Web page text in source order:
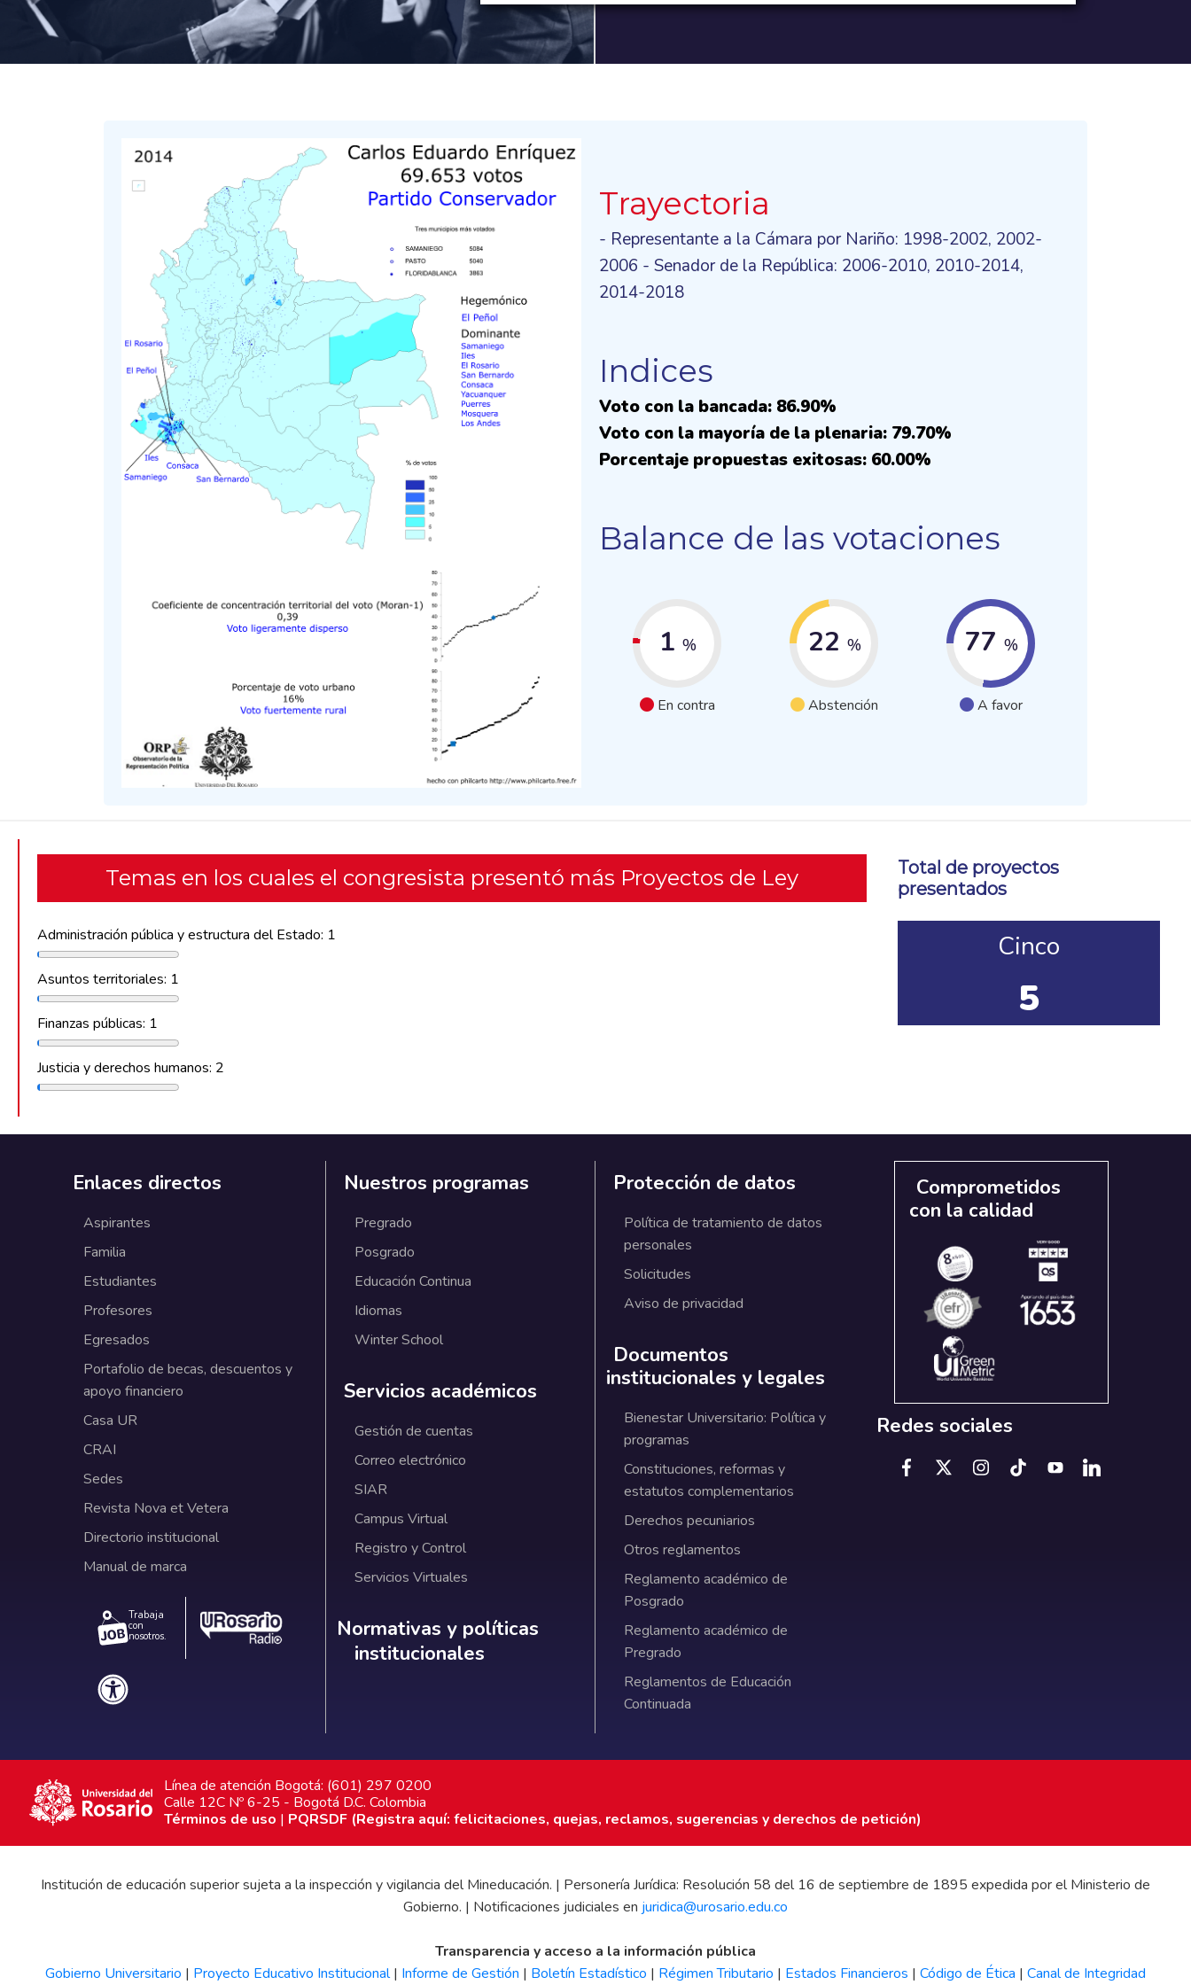
Trayectoria
- Representante a la Cámara por Nariño: 1998-2002, 2002-
2006 - Senador de la República: 2006-2010, 2010-2014,
2014-2018
Indices
Voto con la bancada: 86.90%
Voto con la mayoría de la plenaria: 79.70%
Porcentaje propuestas exitosas: 60.00%
Balance de las votaciones
1 %
En contra
22 %
Abstención
77 %
A favor
Temas en los cuales el congresista presentó más Proyectos de Ley
Administración pública y estructura del Estado: 1
Asuntos territoriales: 1
Finanzas públicas: 1
Justicia y derechos humanos: 2
Total de proyectos
presentados
Cinco
5
Enlaces directos
Aspirantes
Familia
Estudiantes
Profesores
Egresados
Portafolio de becas, descuentos y
apoyo financiero
Casa UR
CRAI
Sedes
Revista Nova et Vetera
Directorio institucional
Manual de marca
Trabaja
con
nosotros.
Nuestros programas
Pregrado
Posgrado
Educación Continua
Idiomas
Winter School
Servicios académicos
Gestión de cuentas
Correo electrónico
SIAR
Campus Virtual
Registro y Control
Servicios Virtuales
Normativas y políticas institucionales
Normativas y políticas
institucionales
Protección de datos
Política de tratamiento de datos
personales
Solicitudes
Aviso de privacidad
Documentos
institucionales y legales
Bienestar Universitario: Política y
programas
Constituciones, reformas y
estatutos complementarios
Derechos pecuniarios
Otros reglamentos
Reglamento académico de
Posgrado
Reglamento académico de
Pregrado
Reglamentos de Educación
Continuada
Comprometidos
con la calidad
Redes sociales
Línea de atención Bogotá: (601) 297 0200
Calle 12C Nº 6-25 - Bogotá D.C. Colombia
Términos de uso | PQRSDF (Registra aquí: felicitaciones, quejas, reclamos, sugerencias y derechos de petición)
Institución de educación superior sujeta a la inspección y vigilancia del Mineducación. | Personería Jurídica: Resolución 58 del 16 de septiembre de 1895 expedida por el Ministerio de
Gobierno. | Notificaciones judiciales en juridica@urosario.edu.co
Transparencia y acceso a la información pública
Gobierno Universitario | Proyecto Educativo Institucional| Informe de Gestión | Boletín Estadístico | Régimen Tributario | Estados Financieros | Código de Ética | Canal de Integridad